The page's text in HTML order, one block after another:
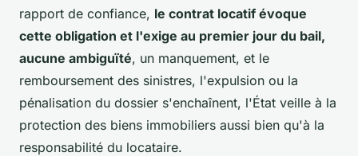
rapport de confiance, le contrat locatif évoque
cette obligation et l'exige au premier jour du bail,
aucune ambiguïté, un manquement, et le
remboursement des sinistres, l'expulsion ou la
pénalisation du dossier s'enchaînent, l'État veille à la
protection des biens immobiliers aussi bien qu'à la
responsabilité du locataire.